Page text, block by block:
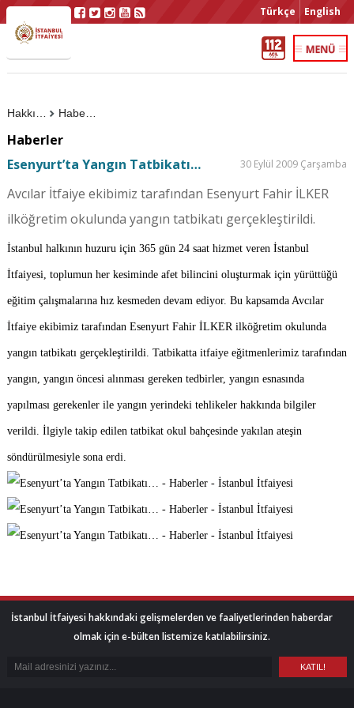
Türkçe English
Haberler
Haberler
Esenyurt’ta Yangın Tatbikatı…
30 Eylül 2009 Çarşamba
Avcılar İtfaiye ekibimiz tarafından Esenyurt Fahir İLKER
ilköğretim okulunda yangın tatbikatı gerçekleştirildi.
İstanbul halkının huzuru için 365 gün 24 saat hizmet veren İstanbul
İtfaiyesi, toplumun her kesiminde afet bilincini oluşturmak için yürüttüğü
eğitim çalışmalarına hız kesmeden devam ediyor. Bu kapsamda Avcılar
İtfaiye ekibimiz tarafından Esenyurt Fahir İLKER ilköğretim okulunda
yangın tatbikatı gerçekleştirildi. Tatbikatta itfaiye eğitmenlerimiz tarafından
yangın, yangın öncesi alınması gereken tedbirler, yangın esnasında
yapılması gerekenler ile yangın yerindeki tehlikeler hakkında bilgiler
verildi. İlgiyle takip edilen tatbikat okul bahçesinde yakılan ateşin
söndürülmesiyle sona erdi.
İstanbul İtfaiyesi hakkındaki gelişmelerden ve faaliyetlerinden haberdar
olmak için e-bülten listemize katılabilirsiniz.